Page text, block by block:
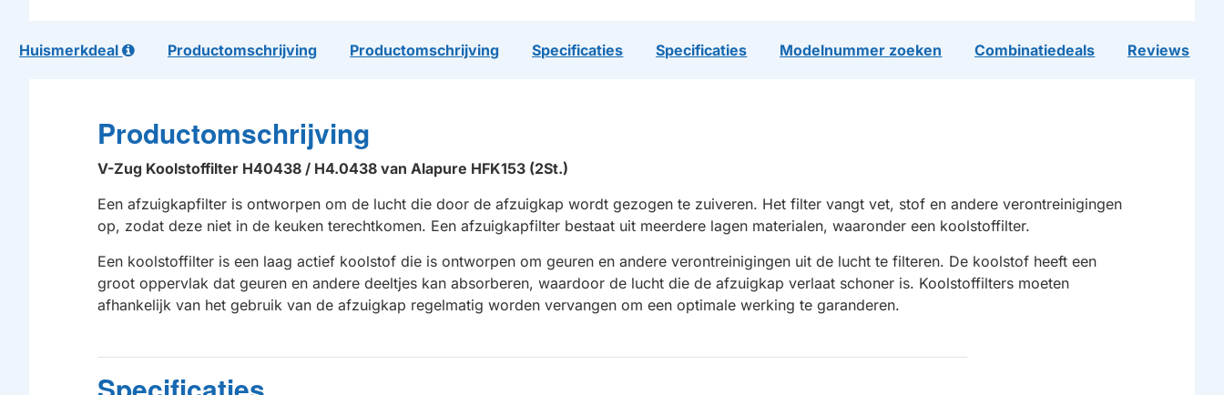
Huismerkdeal Productomschrijving Productomschrijving Specificaties Specificaties Modelnummer zoeken Combinatiedeals Reviews
Productomschrijving
V-Zug Koolstoffilter H40438 / H4.0438 van Alapure HFK153 (2St.)
Een afzuigkapfilter is ontworpen om de lucht die door de afzuigkap wordt gezogen te zuiveren. Het filter vangt vet, stof en andere verontreinigingen
op, zodat deze niet in de keuken terechtkomen. Een afzuigkapfilter bestaat uit meerdere lagen materialen, waaronder een koolstoffilter.
Een koolstoffilter is een laag actief koolstof die is ontworpen om geuren en andere verontreinigingen uit de lucht te filteren. De koolstof heeft een
groot oppervlak dat geuren en andere deeltjes kan absorberen, waardoor de lucht die de afzuigkap verlaat schoner is. Koolstoffilters moeten
afhankelijk van het gebruik van de afzuigkap regelmatig worden vervangen om een optimale werking te garanderen.